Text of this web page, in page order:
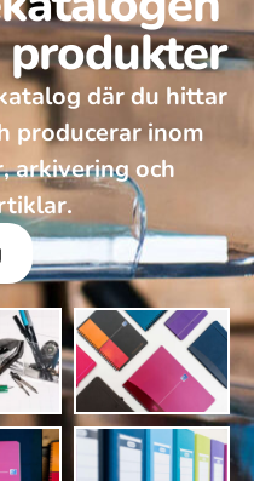
där du hittar
producerar inom
arkivering och